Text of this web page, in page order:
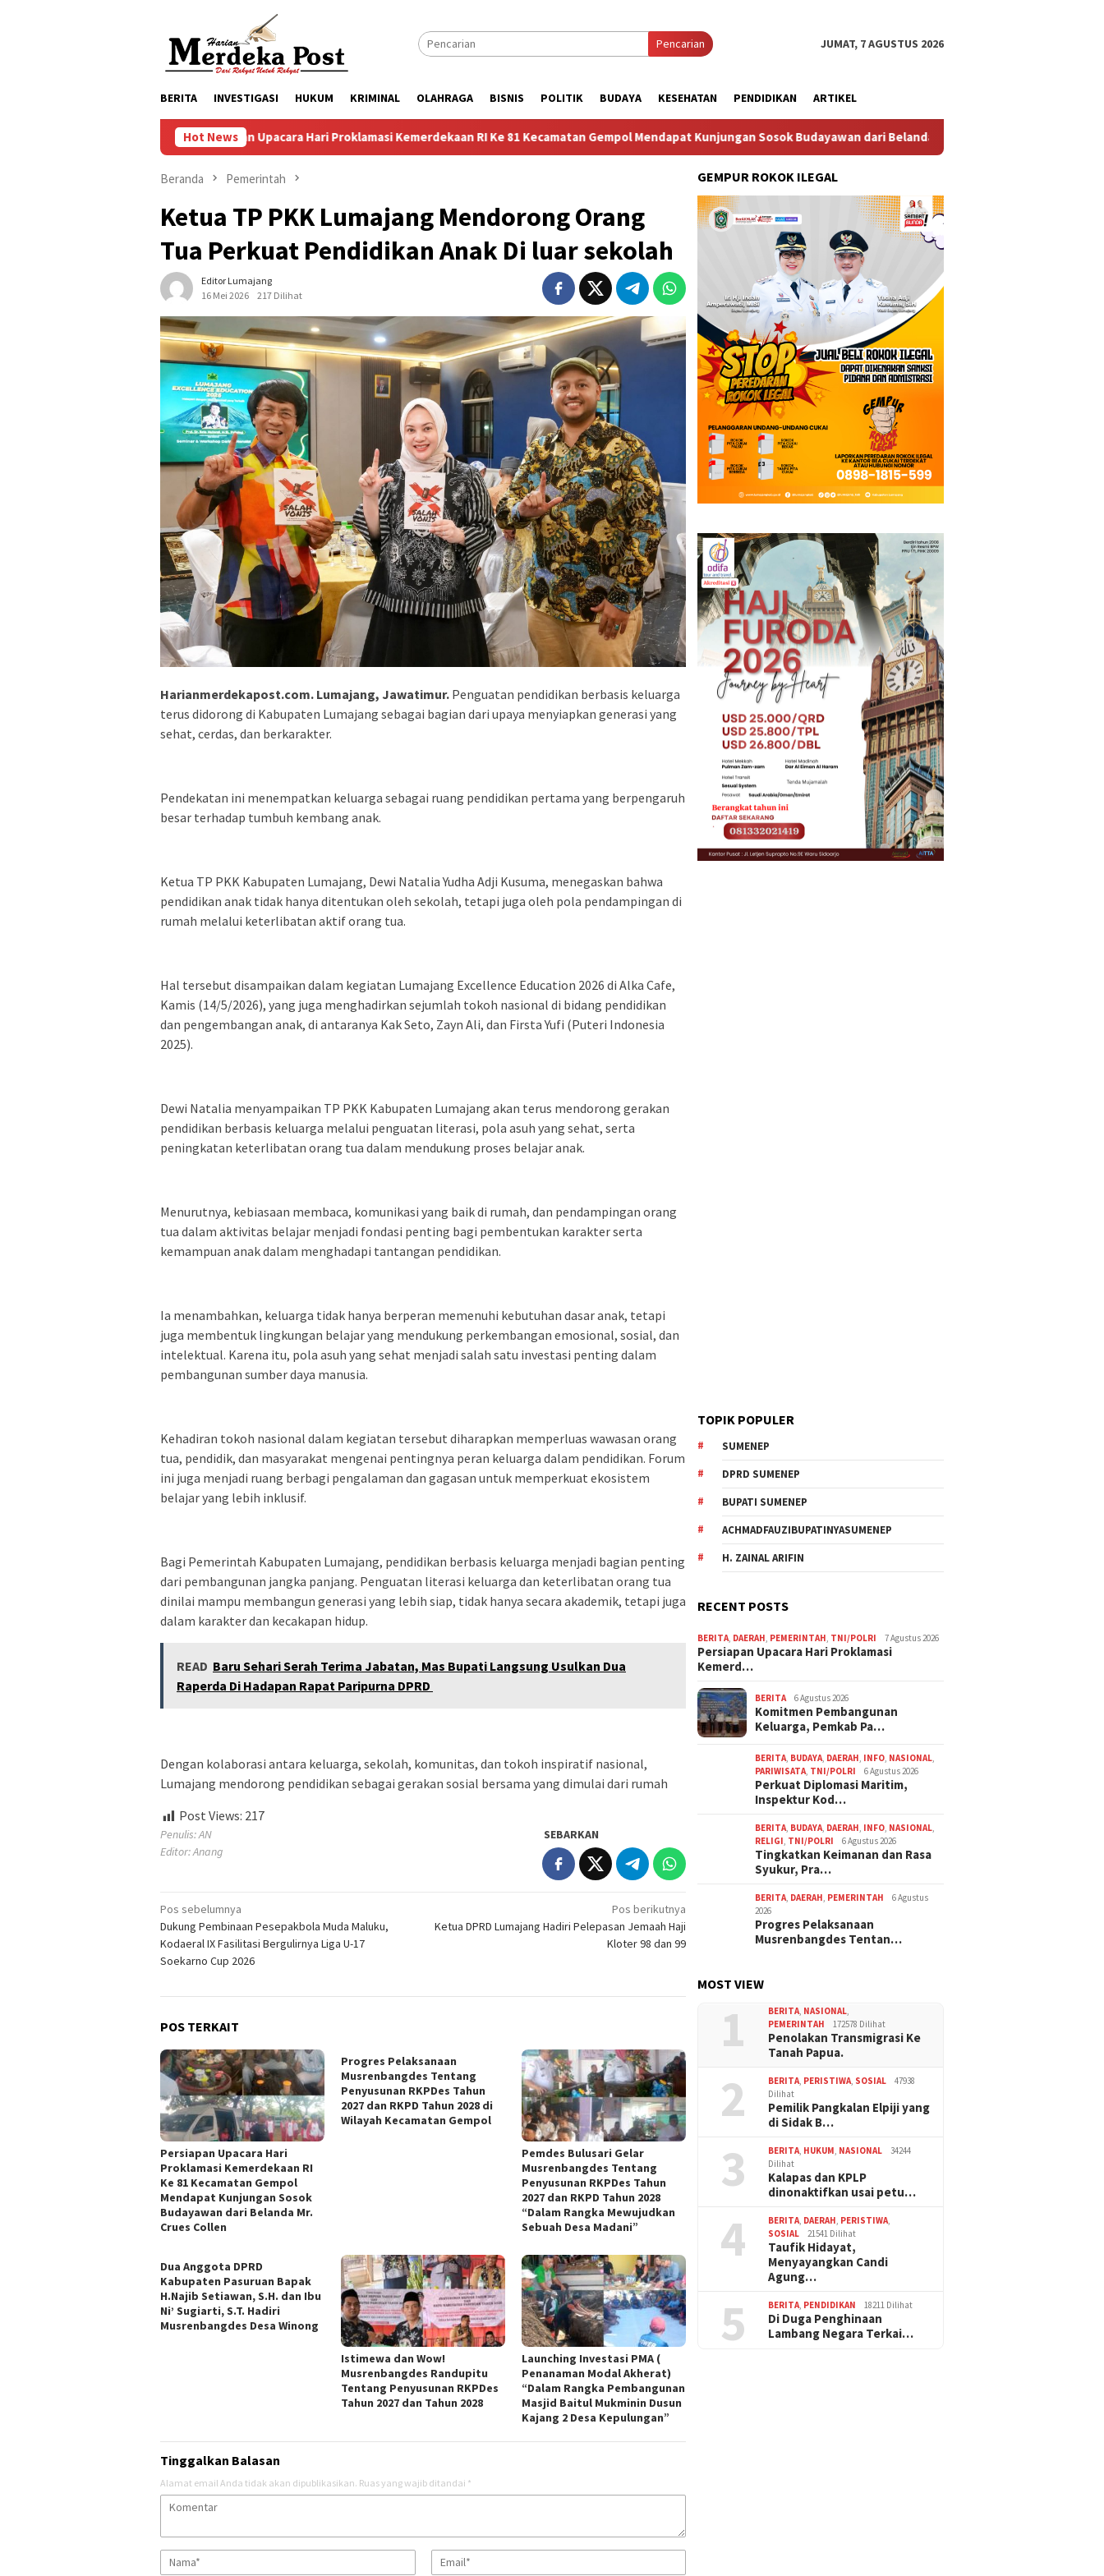
Pencarian JUMAT, 7 AGUSTUS 2026
BERITA INVESTIGASI HUKUM KRIMINAL OLAHRAGA BISNIS POLITIK BUDAYA KESEHATAN PENDIDIKAN ARTIKEL
Hot News
Persiapan Upacara Hari Proklamasi Kemerdekaan RI Ke 81 Kecamatan Gempol Mendapat Kunjungan Sosok Budayawan dari Belanda Mr. Crues Collen
Beranda Pemerintah
Ketua TP PKK Lumajang Mendorong Orang
Tua Perkuat Pendidikan Anak Di luar sekolah
Editor Lumajang
16 Mei 2026
217 Dilihat
Harianmerdekapost.com. Lumajang, Jawatimur. Penguatan pendidikan berbasis keluarga
terus didorong di Kabupaten Lumajang sebagai bagian dari upaya menyiapkan generasi yang
sehat, cerdas, dan berkarakter.
Pendekatan ini menempatkan keluarga sebagai ruang pendidikan pertama yang berpengaruh
besar terhadap tumbuh kembang anak.
Ketua TP PKK Kabupaten Lumajang, Dewi Natalia Yudha Adji Kusuma, menegaskan bahwa
pendidikan anak tidak hanya ditentukan oleh sekolah, tetapi juga oleh pola pendampingan di
rumah melalui keterlibatan aktif orang tua.
Hal tersebut disampaikan dalam kegiatan Lumajang Excellence Education 2026 di Alka Cafe,
Kamis (14/5/2026), yang juga menghadirkan sejumlah tokoh nasional di bidang pendidikan
dan pengembangan anak, di antaranya Kak Seto, Zayn Ali, dan Firsta Yufi (Puteri Indonesia
2025).
Dewi Natalia menyampaikan TP PKK Kabupaten Lumajang akan terus mendorong gerakan
pendidikan berbasis keluarga melalui penguatan literasi, pola asuh yang sehat, serta
peningkatan keterlibatan orang tua dalam mendukung proses belajar anak.
Menurutnya, kebiasaan membaca, komunikasi yang baik di rumah, dan pendampingan orang
tua dalam aktivitas belajar menjadi fondasi penting bagi pembentukan karakter serta
kemampuan anak dalam menghadapi tantangan pendidikan.
Ia menambahkan, keluarga tidak hanya berperan memenuhi kebutuhan dasar anak, tetapi
juga membentuk lingkungan belajar yang mendukung perkembangan emosional, sosial, dan
intelektual. Karena itu, pola asuh yang sehat menjadi salah satu investasi penting dalam
pembangunan sumber daya manusia.
Kehadiran tokoh nasional dalam kegiatan tersebut diharapkan memperluas wawasan orang
tua, pendidik, dan masyarakat mengenai pentingnya peran keluarga dalam pendidikan. Forum
ini juga menjadi ruang berbagi pengalaman dan gagasan untuk memperkuat ekosistem
belajar yang lebih inklusif.
Bagi Pemerintah Kabupaten Lumajang, pendidikan berbasis keluarga menjadi bagian penting
dari pembangunan jangka panjang. Penguatan literasi keluarga dan keterlibatan orang tua
dinilai mampu membangun generasi yang lebih siap, tidak hanya secara akademik, tetapi juga
dalam karakter dan kecakapan hidup.
READ Baru Sehari Serah Terima Jabatan, Mas Bupati Langsung Usulkan Dua
Raperda Di Hadapan Rapat Paripurna DPRD
Dengan kolaborasi antara keluarga, sekolah, komunitas, dan tokoh inspiratif nasional,
Lumajang mendorong pendidikan sebagai gerakan sosial bersama yang dimulai dari rumah
Post Views: 217
Penulis: AN
Editor: Anang
SEBARKAN
Navigasi
pos
Pos sebelumnya
Dukung Pembinaan Pesepakbola Muda Maluku,
Kodaeral IX Fasilitasi Bergulirnya Liga U-17
Soekarno Cup 2026
Pos berikutnya
Ketua DPRD Lumajang Hadiri Pelepasan Jemaah Haji
Kloter 98 dan 99
POS TERKAIT
Persiapan Upacara Hari
Proklamasi Kemerdekaan RI
Ke 81 Kecamatan Gempol
Mendapat Kunjungan Sosok
Budayawan dari Belanda Mr.
Crues Collen
Progres Pelaksanaan
Musrenbangdes Tentang
Penyusunan RKPDes Tahun
2027 dan RKPD Tahun 2028 di
Wilayah Kecamatan Gempol
Pemdes Bulusari Gelar
Musrenbangdes Tentang
Penyusunan RKPDes Tahun
2027 dan RKPD Tahun 2028
“Dalam Rangka Mewujudkan
Sebuah Desa Madani”
Dua Anggota DPRD
Kabupaten Pasuruan Bapak
H.Najib Setiawan, S.H. dan Ibu
Ni’ Sugiarti, S.T. Hadiri
Musrenbangdes Desa Winong
Istimewa dan Wow!
Musrenbangdes Randupitu
Tentang Penyusunan RKPDes
Tahun 2027 dan Tahun 2028
Launching Investasi PMA (
Penanaman Modal Akherat)
“Dalam Rangka Pembangunan
Masjid Baitul Mukminin Dusun
Kajang 2 Desa Kepulungan”
Tinggalkan Balasan
Alamat email Anda tidak akan dipublikasikan. Ruas yang wajib ditandai *
GEMPUR ROKOK ILEGAL
TOPIK POPULER
SUMENEP
DPRD SUMENEP
BUPATI SUMENEP
ACHMADFAUZIBUPATINYASUMENEP
H. ZAINAL ARIFIN
RECENT POSTS
BERITA, DAERAH, PEMERINTAH, TNI/POLRI 7 Agustus 2026
Persiapan Upacara Hari Proklamasi
Kemerd…
BERITA 6 Agustus 2026
Komitmen Pembangunan
Keluarga, Pemkab Pa…
BERITA, BUDAYA, DAERAH, INFO, NASIONAL,
PARIWISATA, TNI/POLRI 6 Agustus 2026
Perkuat Diplomasi Maritim,
Inspektur Kod…
BERITA, BUDAYA, DAERAH, INFO, NASIONAL,
RELIGI, TNI/POLRI 6 Agustus 2026
Tingkatkan Keimanan dan Rasa
Syukur, Pra…
BERITA, DAERAH, PEMERINTAH
6 Agustus
2026
Progres Pelaksanaan
Musrenbangdes Tentan…
MOST VIEW
1 BERITA, NASIONAL,
PEMERINTAH
172578 Dilihat
Penolakan Transmigrasi Ke
Tanah Papua.
2 BERITA, PERISTIWA, SOSIAL
47938
Dilihat
Pemilik Pangkalan Elpiji yang
di Sidak B…
3 BERITA, HUKUM, NASIONAL
34244
Dilihat
Kalapas dan KPLP
dinonaktifkan usai petu…
4 BERITA, DAERAH, PERISTIWA,
SOSIAL
21541 Dilihat
Taufik Hidayat,
Menyayangkan Candi
Agung…
5 BERITA, PENDIDIKAN 18211 Dilihat
Di Duga Penghinaan
Lambang Negara Terkai…